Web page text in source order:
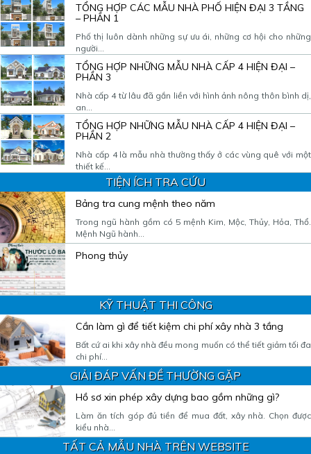
TỔNG HỢP CÁC MẪU NHÀ PHỐ HIỆN ĐẠI 3 TẦNG
– PHẦN 1
Phố thị luôn dành những sự ưu ái, những cơ hội cho những
người...
TỔNG HỢP NHỮNG MẪU NHÀ CẤP 4 HIỆN ĐẠI –
PHẦN 3
Nhà cấp 4 từ lâu đã gắn liền với hình ảnh nông thôn bình dị,
an...
TỔNG HỢP NHỮNG MẪU NHÀ CẤP 4 HIỆN ĐẠI –
PHẦN 2
Nhà cấp 4 là mẫu nhà thường thấy ở các vùng quê với một
thiết kế...
TIỆN ÍCH TRA CỨU
Bảng tra cung mệnh theo năm
Trong ngũ hành gồm có 5 mệnh Kim, Mộc, Thủy, Hỏa, Thổ.
Mệnh Ngũ hành...
Phong thủy
KỸ THUẬT THI CÔNG
Cần làm gì để tiết kiệm chi phí xây nhà 3 tầng
Bất cứ ai khi xây nhà đều mong muốn có thể tiết giảm tối đa
chi phí...
GIẢI ĐÁP VẤN ĐỀ THƯỜNG GẶP
Hồ sơ xin phép xây dựng bao gồm những gì?
Làm ăn tích góp đủ tiền để mua đất, xây nhà. Chọn được
kiểu nhà...
TẤT CẢ MẪU NHÀ TRÊN WEBSITE